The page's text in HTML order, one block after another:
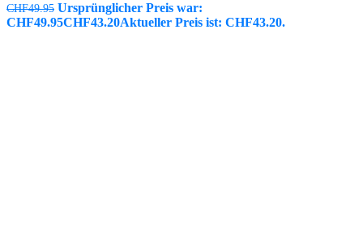
CHF49.95 Ursprünglicher Preis war:
CHF49.95CHF43.20Aktueller Preis ist: CHF43.20.